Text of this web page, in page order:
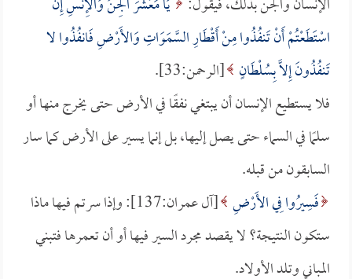
اسْتَطَعْتُمْ أَنْ تَنفُذُوا مِنْ أَقْطَارِ السَّمَوَاتِ وَالأَرْضِ فَانفُذُوا لا
تَنفُذُونَ إِلاَّ بِسُلْطَانٍ [الرحمن:33].
فلا يستطيع الإنسان أن يبتغي نفقًا في الأرض حتى يخرج منها أو
سلمًا في السماء حتى يصل إليها، بل إنما يسير على الأرض كما سار
السابقون من قبله.
فَسِيرُوا فِي الأَرْضِ
[آل عمران:137]: وإذا سرتم فيها ماذا
ستكون النتيجة؟ لا يقصد مجرد السير فيها أو أن تعمرها فتبني
المباني وتلد الأولاد.